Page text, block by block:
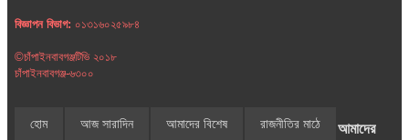
বিজ্ঞাপন বিভাগ: ০১৩১৬০২৫৯৮৪
©চাঁপাইনবাবগঞ্জটিভি ২০১৮
চাঁপাইনবাবগঞ্জ-৬৩০০
হোম আজ সারাদিন আমাদের বিশেষ রাজনীতির মাঠে আমাদের